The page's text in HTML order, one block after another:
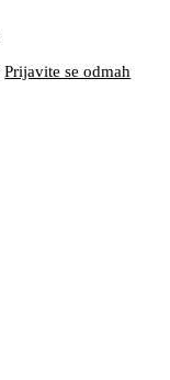
Prijavite se odmah